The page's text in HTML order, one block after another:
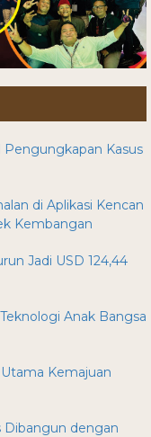
Pengungkapan Kasus
di Aplikasi Kencan
Kembangan
Jadi USD 124,44
Anak Bangsa
Kemajuan
Dibangun dengan